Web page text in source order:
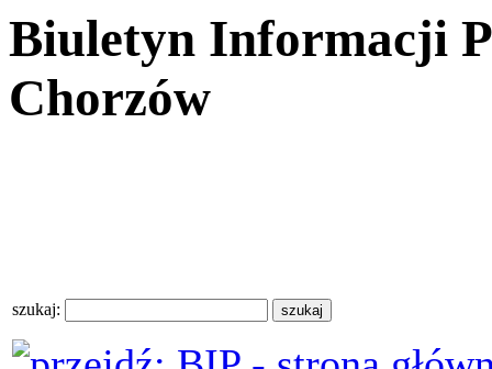
Biuletyn Informacji
Chorzów
szukaj: